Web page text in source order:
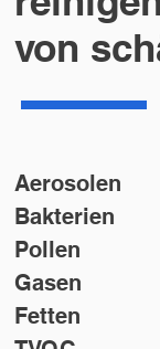
von
Aerosolen
Bakterien
Pollen
Gasen
Fetten